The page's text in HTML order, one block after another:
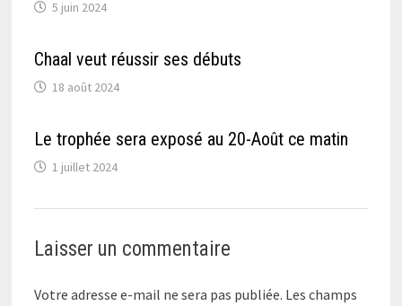
5 juin 2024
Chaal veut réussir ses débuts
18 août 2024
Le trophée sera exposé au 20-Août ce matin
1 juillet 2024
Laisser un commentaire
Votre adresse e-mail ne sera pas publiée. Les champs